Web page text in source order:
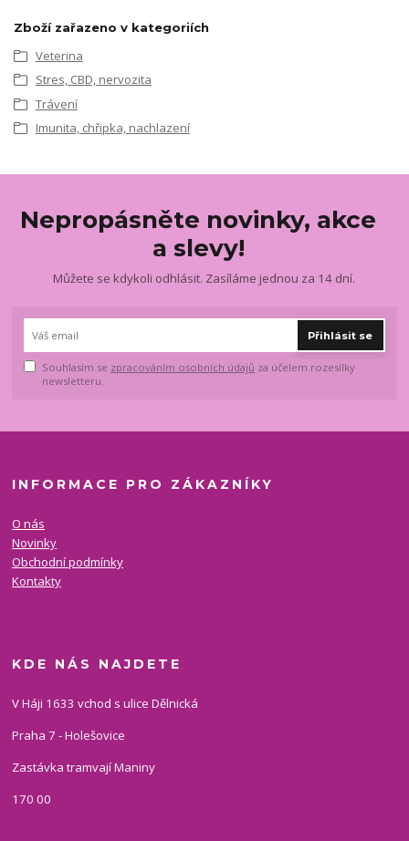
Zboží zařazeno v kategoriích
Veterina
Stres, CBD, nervozita
Trávení
Imunita, chřipka, nachlazení
Nepropásněte novinky, akce
a slevy!
Můžete se kdykoli odhlásit. Zasíláme jednou za 14 dní.
Přihlásit se
Souhlasím se zpracováním osobních údajů za účelem rozesílky
newsletteru.
INFORMACE PRO ZÁKAZNÍKY
O nás
Novinky
Obchodní podmínky
Kontakty
KDE NÁS NAJDETE
V Háji 1633 vchod s ulice Dělnická
Praha 7 - Holešovice
Zastávka tramvají Maniny
170 00